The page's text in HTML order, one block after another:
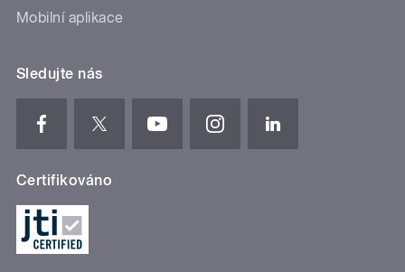
Mobilní aplikace
Sledujte nás
Certifikováno